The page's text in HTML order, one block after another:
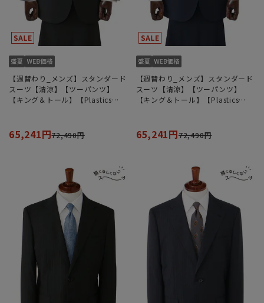
【週替わり_メンズ】スタンダード
スーツ【清涼】【ツーパンツ】
【キング＆トール】【Plastics
65,241円72,490円
【週替わり_メンズ】スタンダード
スーツ【清涼】【ツーパンツ】
【キング＆トール】【Plastics
65,241円72,490円